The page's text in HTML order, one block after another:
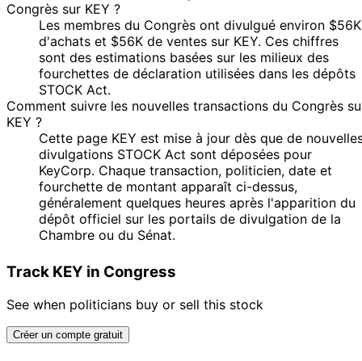
Congrès sur KEY ?
Les membres du Congrès ont divulgué environ $56K
d'achats et $56K de ventes sur KEY. Ces chiffres
sont des estimations basées sur les milieux des
fourchettes de déclaration utilisées dans les dépôts
STOCK Act.
Comment suivre les nouvelles transactions du Congrès
KEY ?
Cette page KEY est mise à jour dès que de
divulgations STOCK Act sont déposées pour
KeyCorp. Chaque transaction, politicien, date et
fourchette de montant apparaît ci-dessus,
généralement quelques heures après l'apparition du
dépôt officiel sur les portails de divulgation de la
Chambre ou du Sénat.
Track KEY in Congress
See when politicians buy or sell this stock
Créer un compte gratuit